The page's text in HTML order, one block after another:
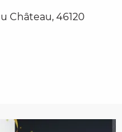
Château, 46120